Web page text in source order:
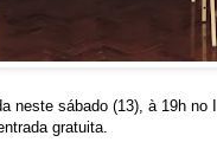
neste sábado (13), à 19h
gratuita.